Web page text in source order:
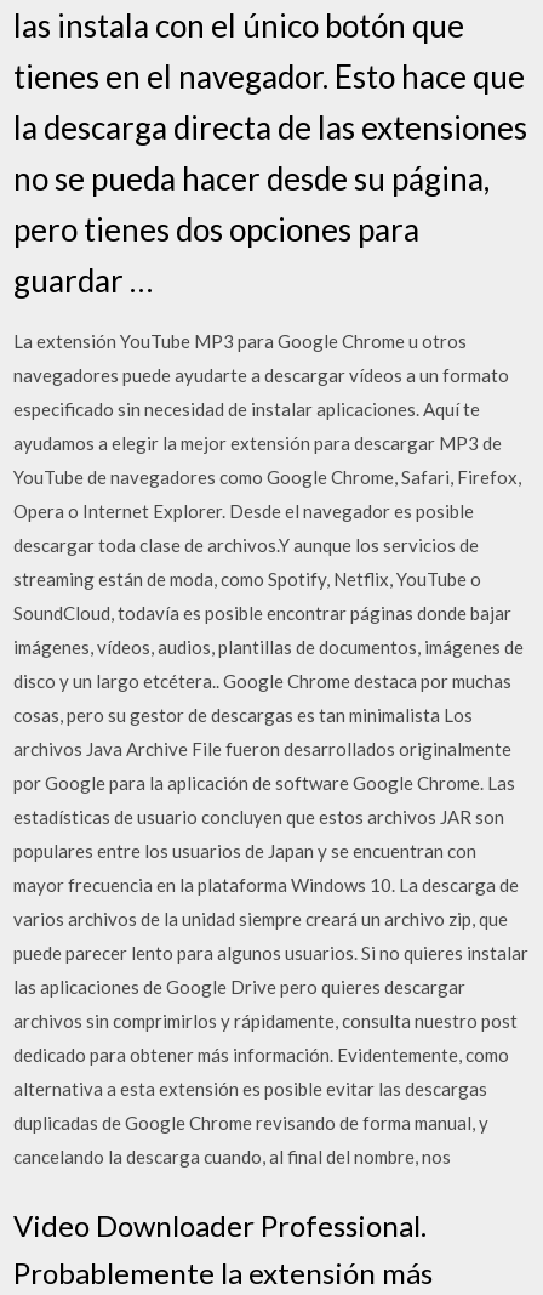
las instala con el único botón que
tienes en el navegador. Esto hace que
la descarga directa de las extensiones
no se pueda hacer desde su página,
pero tienes dos opciones para
guardar …
La extensión YouTube MP3 para Google Chrome u otros
navegadores puede ayudarte a descargar vídeos a un formato
especificado sin necesidad de instalar aplicaciones. Aquí te
ayudamos a elegir la mejor extensión para descargar MP3 de
YouTube de navegadores como Google Chrome, Safari, Firefox,
Opera o Internet Explorer. Desde el navegador es posible
descargar toda clase de archivos.Y aunque los servicios de
streaming están de moda, como Spotify, Netflix, YouTube o
SoundCloud, todavía es posible encontrar páginas donde bajar
imágenes, vídeos, audios, plantillas de documentos, imágenes de
disco y un largo etcétera.. Google Chrome destaca por muchas
cosas, pero su gestor de descargas es tan minimalista Los
archivos Java Archive File fueron desarrollados originalmente
por Google para la aplicación de software Google Chrome. Las
estadísticas de usuario concluyen que estos archivos JAR son
populares entre los usuarios de Japan y se encuentran con
mayor frecuencia en la plataforma Windows 10. La descarga de
varios archivos de la unidad siempre creará un archivo zip, que
puede parecer lento para algunos usuarios. Si no quieres instalar
las aplicaciones de Google Drive pero quieres descargar
archivos sin comprimirlos y rápidamente, consulta nuestro post
dedicado para obtener más información. Evidentemente, como
alternativa a esta extensión es posible evitar las descargas
duplicadas de Google Chrome revisando de forma manual, y
cancelando la descarga cuando, al final del nombre, nos
Video Downloader Professional.
Probablemente la extensión más